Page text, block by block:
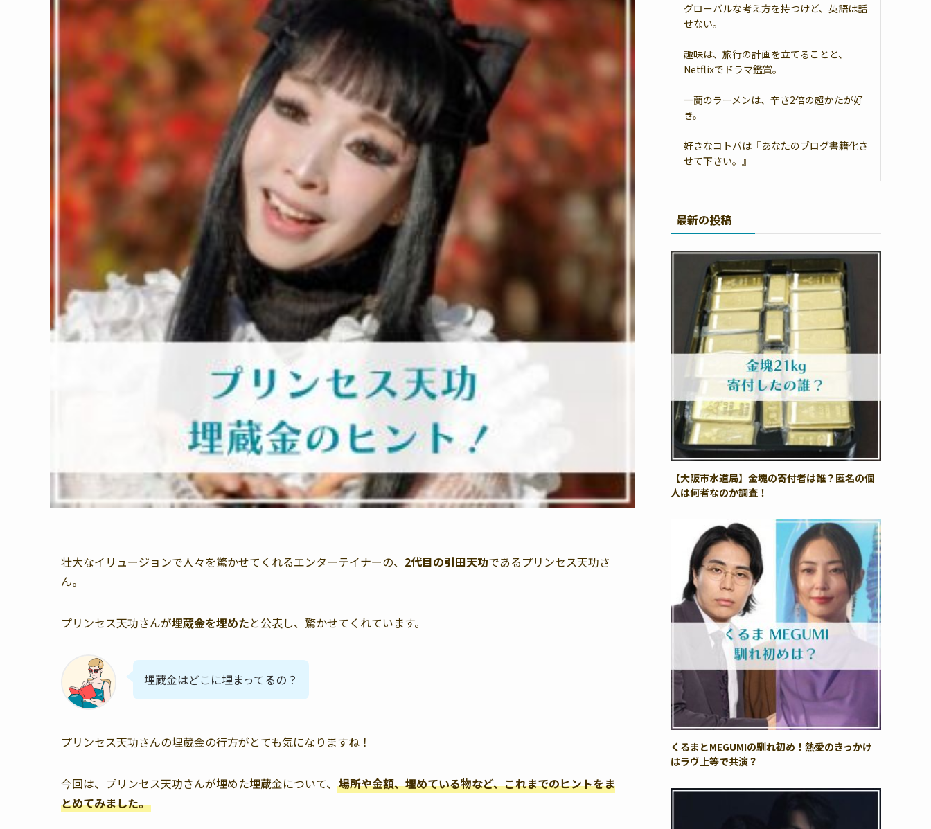
壮大なイリュージョンで人々を驚かせてくれるエンターテイナーの、 2代目の引田天功であるプリンセス天功さ
ん。
プリンセス天功さんが埋蔵金を埋めたと公表し、驚かせてくれています。
埋蔵金はどこに埋まってるの？
プリンセス天功さんの埋蔵金の行方がとても気になりますね！
今回は、プリンセス天功さんが埋めた埋蔵金について、 場所や金額、埋めている物など、これまでのヒントをま
とめてみました。
グローバルな考え方を持つけど、英語は話
せない。
趣味は、旅行の計画を立てることと、
Netflixでドラマ鑑賞。
一蘭のラーメンは、辛さ2倍の超かたが好
き。
好きなコトバは『あなたのブログ書籍化さ
せて下さい。』
最新の投稿
【大阪市水道局】金塊の寄付者は誰？匿名の個
人は何者なのか調査！
くるまとMEGUMIの馴れ初め！熱愛のきっかけ
はラヴ上等で共演？